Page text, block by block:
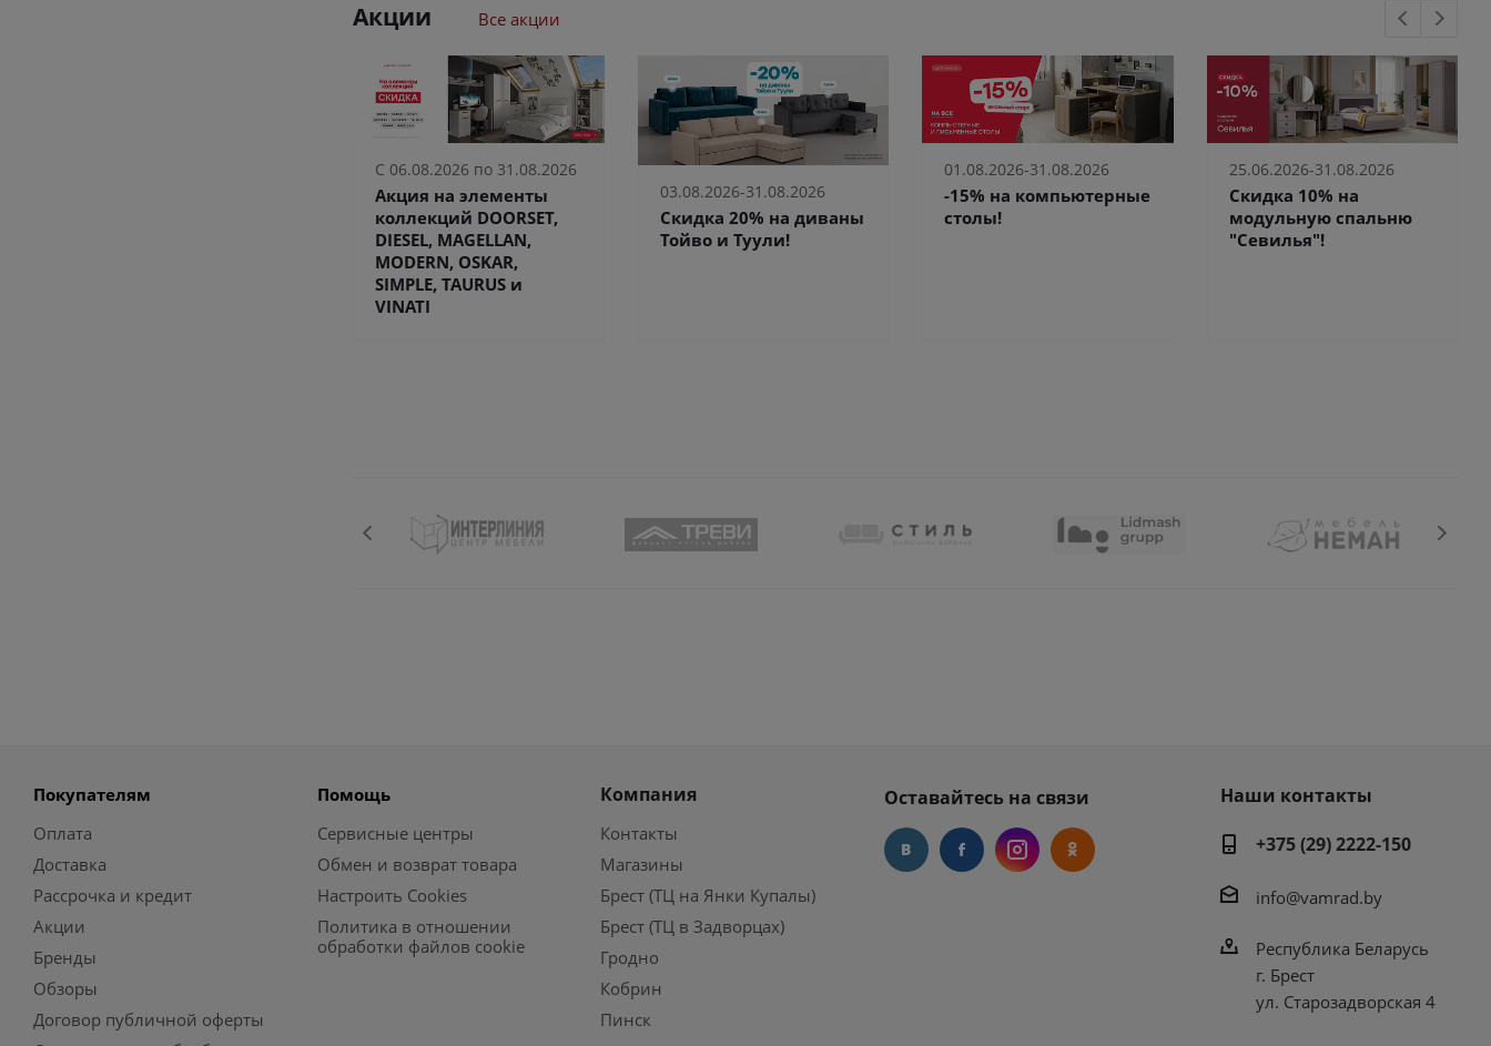
Акции Все акции
С 06.08.2026 по 31.08.2026
Акция на элементы
коллекций DOORSET,
DIESEL, MAGELLAN,
MODERN, OSKAR,
SIMPLE, TAURUS и
VINATI
03.08.2026-31.08.2026
Скидка 20% на диваны
Тойво и Туули!
01.08.2026-31.08.2026
-15% на компьютерные
столы!
25.06.2026-31.08.2026
Скидка 10% на
модульную спальню
"Севилья"!
Покупателям
Оплата
Доставка
Рассрочка и кредит
Акции
Бренды
Обзоры
Договор публичной оферты
Помощь
Сервисные центры
Обмен и возврат товара
Настроить Cookies
Политика в отношении
обработки файлов cookie
Компания
Контакты
Магазины
Брест (ТЦ на Янки Купалы)
Брест (ТЦ в Задворцах)
Гродно
Кобрин
Пинск
Оставайтесь на связи
Наши контакты
+375 (29) 2222-150
info@vamrad.by
Республика Беларусь
г. Брест
ул. Старозадворская 4